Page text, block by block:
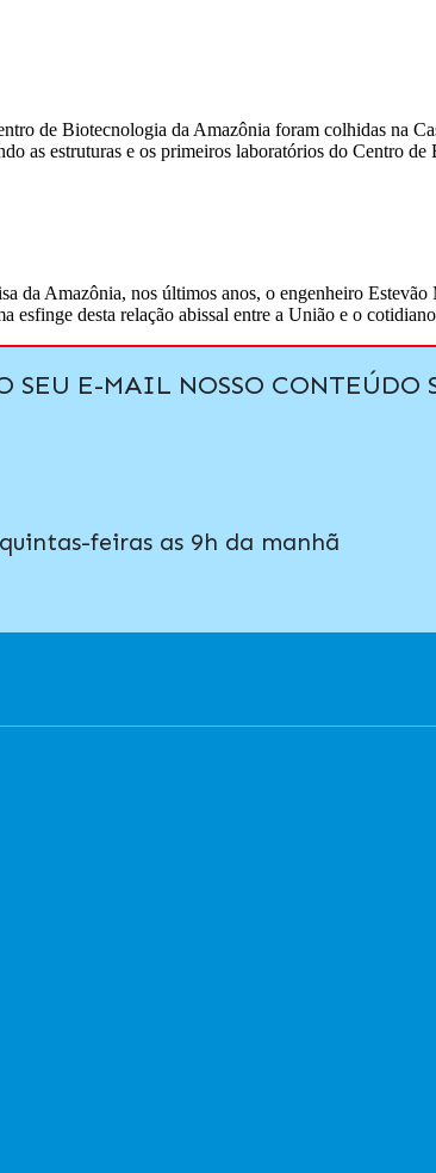
de Biotecnologia da Amazônia foram colhidas na
as estruturas e os primeiros laboratórios do Centro
da Amazônia, nos últimos anos, o engenheiro
desta relação abissal entre a União e o
SEU E-MAIL NOSSO CONTEÚDO
feiras as 9h da manhã